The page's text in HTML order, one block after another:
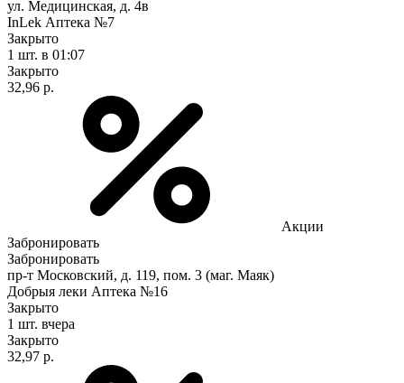
ул. Медицинская, д. 4в
InLek Аптека №7
Закрыто
1 шт. в 01:07
Закрыто
32,96 р.
Акции
Забронировать
Забронировать
пр-т Московский, д. 119, пом. 3 (маг. Маяк)
Добрыя леки Аптека №16
Закрыто
1 шт. вчера
Закрыто
32,97 р.